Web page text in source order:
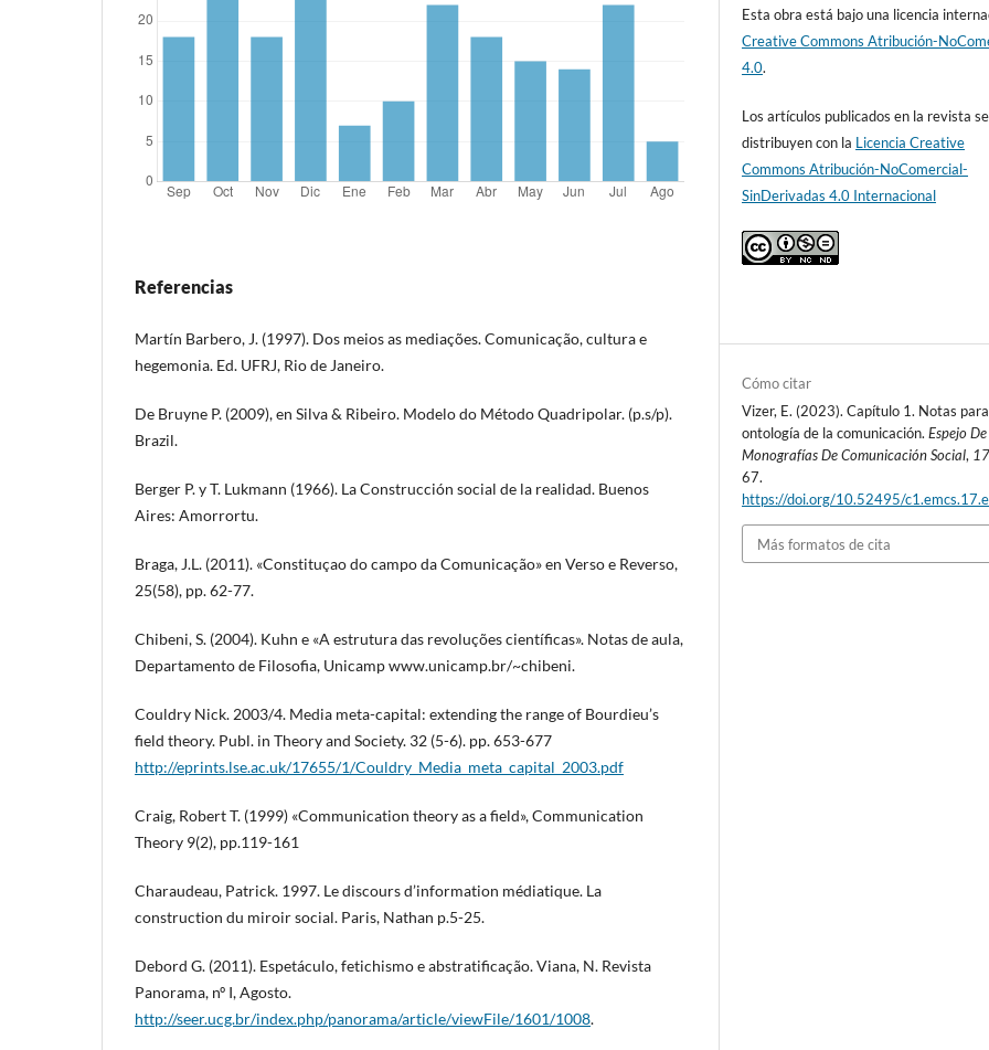
Referencias
Martín Barbero, J. (1997). Dos meios as mediações. Comunicação, cultura e
hegemonia. Ed. UFRJ, Rio de Janeiro.
De Bruyne P. (2009), en Silva & Ribeiro. Modelo do Método Quadripolar. (p.s/p).
Brazil.
Berger P. y T. Lukmann (1966). La Construcción social de la realidad. Buenos
Aires: Amorrortu.
Braga, J.L. (2011). «Constituçao do campo da Comunicação» en Verso e Reverso,
25(58), pp. 62-77.
Chibeni, S. (2004). Kuhn e «A estrutura das revoluções científicas». Notas de aula,
Departamento de Filosofia, Unicamp www.unicamp.br/~chibeni.
Couldry Nick. 2003/4. Media meta-capital: extending the range of Bourdieu’s
field theory. Publ. in Theory and Society. 32 (5-6). pp. 653-677
http://eprints.lse.ac.uk/17655/1/Couldry_Media_meta_capital_2003.pdf
Craig, Robert T. (1999) «Communication theory as a field», Communication
Theory 9(2), pp.119-161
Charaudeau, Patrick. 1997. Le discours d’information médiatique. La
construction du miroir social. Paris, Nathan p.5-25.
Debord G. (2011). Espetáculo, fetichismo e abstratificação. Viana, N. Revista
Panorama, nº I, Agosto.
http://seer.ucg.br/index.php/panorama/article/viewFile/1601/1008.
Esta obra está bajo una licencia
Creative Commons Atribución-
4.0.
Los artículos publicados en la revista se
distribuyen con la Licencia Creative
Commons Atribución-NoComercial-
SinDerivadas 4.0 Internacional
Cómo citar
Vizer, E. (2023). Capítulo 1. Notas
ontología de la comunicación.Espejo De
Monografías De Comunicación Social,
67.
https://doi.org/10.52495/
Más formatos de cita